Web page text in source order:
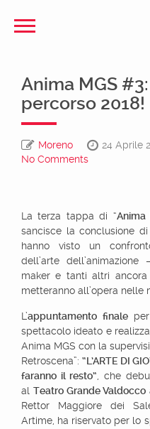
Anima MGS
percorso 2018!
Moreno 24 Aprile
No Comments
La terza tappa di “Anima
sancisce la conclusione
hanno visto un
dell’arte
maker e tanti altri
metteranno all’opera nelle
L’appuntamento finaleper
spettacolo ideato e
Anima MGS con la
Retroscena”:“L’ARTE DI
faranno il resto” , che
al Teatro Grande Valdocco
Rettor Maggiore dei
Artime, ha riservato per lo